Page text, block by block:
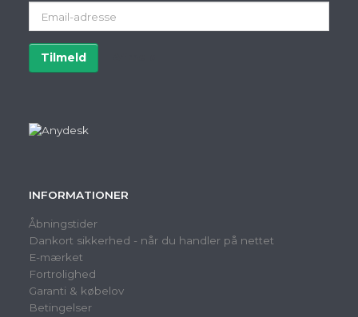
adresse
Tilmeld
INFORMATIONER
Åbningstider
Dankort sikkerhed - når du handler på nettet
E-mærket
Fortrolighed
Garanti & købelov
Betingelser